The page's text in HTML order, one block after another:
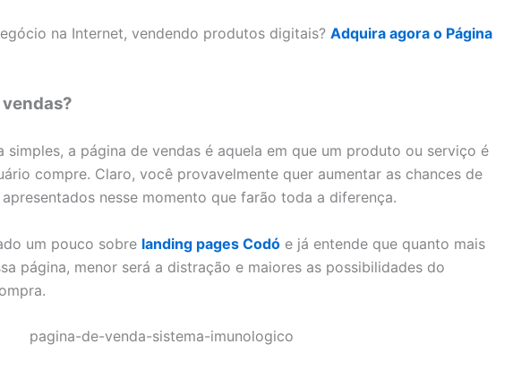
na Internet, vendendo produtos digitais? Adquira agora o Página
simples, a página de vendas é aquela em que um produto ou serviço é
compre. Claro, você provavelmente quer aumentar as chances de
nesse momento que farão toda a diferença.
um pouco sobre landing pages Codó e já entende que quanto mais
página, menor será a distração e maiores as possibilidades do